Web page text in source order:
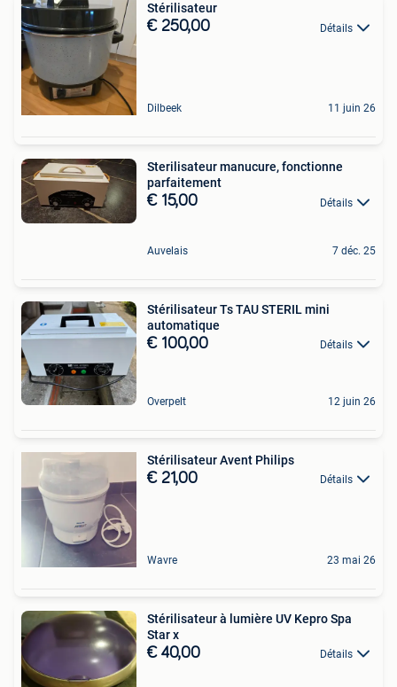
Stérilisateur
€ 250,00 Détails
Dilbeek 11 juin 26
Sterilisateur manucure, fonctionne
parfaitement
€ 15,00 Détails
Auvelais 7 déc. 25
Stérilisateur Ts TAU STERIL mini
automatique
€ 100,00 Détails
Overpelt 12 juin 26
Stérilisateur Avent Philips
€ 21,00 Détails
Wavre 23 mai 26
Stérilisateur à lumière UV Kepro Spa
Star x
€ 40,00 Détails